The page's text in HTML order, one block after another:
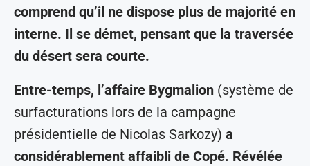
comprend qu’il ne dispose plus de majorité en
interne. Il se démet, pensant que la traversée
du désert sera courte.
Entre-temps, l’affaire Bygmalion (système de
surfacturations lors de la campagne
présidentielle de Nicolas Sarkozy) a
considérablement affaibli de Copé. Révélée